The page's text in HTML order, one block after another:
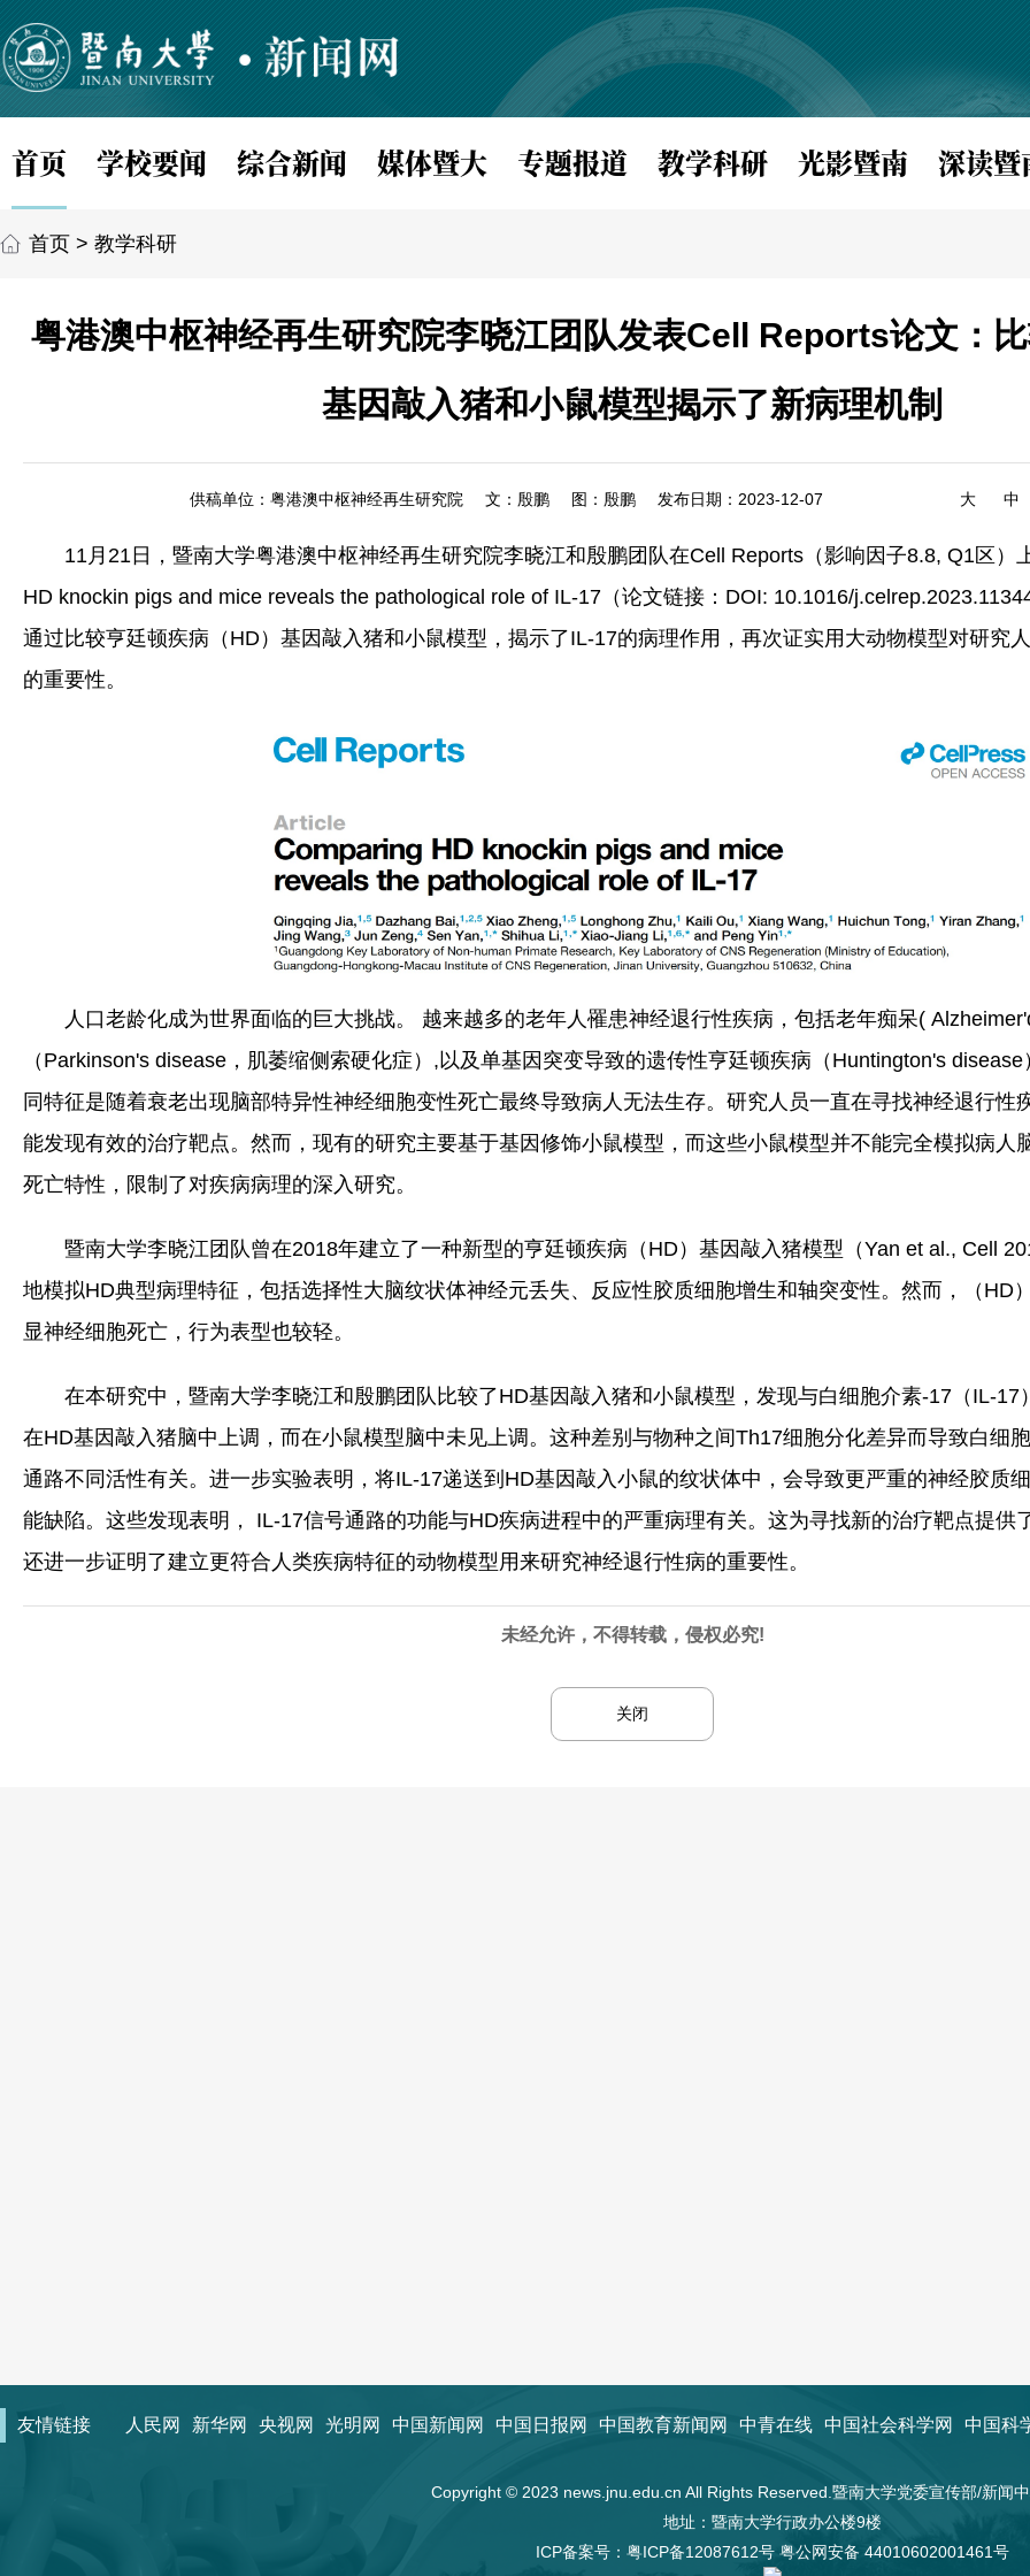
首页 学校要闻 综合新闻 媒体暨大 专题报道 教学科研 光影暨南 深读暨
首页 > 教学科研
粤港澳中枢神经再生研究院李晓江团队发表Cell Reports论文：
基因敲入猪和小鼠模型揭示了新病理机制
供稿单位：粤港澳中枢神经再生研究院 文：殷鹏 图：殷鹏 发布日期：2023-12-07 大 中
11月21日，暨南大学粤港澳中枢神经再生研究院李晓江和殷鹏团队在Cell Reports（影响因子8.8, Q1区）
HD knockin pigs and mice reveals the pathological role of IL-17（论文链接：DOI: 10.1016/
通过比较亨廷顿疾病（HD）基因敲入猪和小鼠模型，揭示了IL-17的病理作用，再次证实用大动物模型对研究
的重要性。
人口老龄化成为世界面临的巨大挑战。 越来越多的老年人罹患神经退行性疾病，包括老年痴呆(
（Parkinson's disease，肌萎缩侧索硬化症）,以及单基因突变导致的遗传性亨廷顿疾病（Huntington's
同特征是随着衰老出现脑部特异性神经细胞变性死亡最终导致病人无法生存。研究人员一直在寻找神经退行性
能发现有效的治疗靶点。然而，现有的研究主要基于基因修饰小鼠模型，而这些小鼠模型并不能完全模拟病人
死亡特性，限制了对疾病病理的深入研究。
暨南大学李晓江团队曾在2018年建立了一种新型的亨廷顿疾病（HD）基因敲入猪模型（Yan et al., Cell
地模拟HD典型病理特征，包括选择性大脑纹状体神经元丢失、反应性胶质细胞增生和轴突变性。然而，（HD
显神经细胞死亡，行为表型也较轻。
在本研究中，暨南大学李晓江和殷鹏团队比较了HD基因敲入猪和小鼠模型，发现与白细胞介素-17（IL-17
在HD基因敲入猪脑中上调，而在小鼠模型脑中未见上调。这种差别与物种之间Th17细胞分化差异而导致白细
通路不同活性有关。进一步实验表明，将IL-17递送到HD基因敲入小鼠的纹状体中，会导致更严重的神经胶质
能缺陷。这些发现表明， IL-17信号通路的功能与HD疾病进程中的严重病理有关。这为寻找新的治疗靶点提供
还进一步证明了建立更符合人类疾病特征的动物模型用来研究神经退行性病的重要性。
未经允许，不得转载，侵权必究!
关闭
友情链接 人民网 新华网 央视网 光明网 中国新闻网 中国日报网 中国教育新闻网 中青在线 中国社会科学网 中国科
Copyright © 2023 news.jnu.edu.cn All Rights Reserved.暨南大学党委宣传部/新闻
地址：暨南大学行政办公楼9楼
ICP备案号： 粤ICP备12087612号 粤公网安备 44010602001461号